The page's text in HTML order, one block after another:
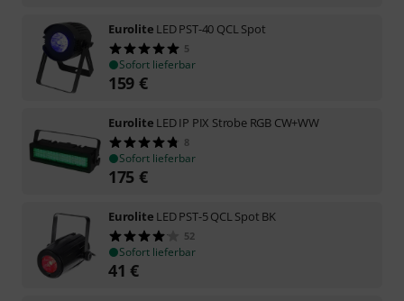
Eurolite LED PST-40 QCL Spot
5
Sofort lieferbar
159 €
Eurolite LED IP PIX Strobe RGB CW+WW
8
Sofort lieferbar
175 €
Eurolite LED PST-5 QCL Spot BK
52
Sofort lieferbar
41 €